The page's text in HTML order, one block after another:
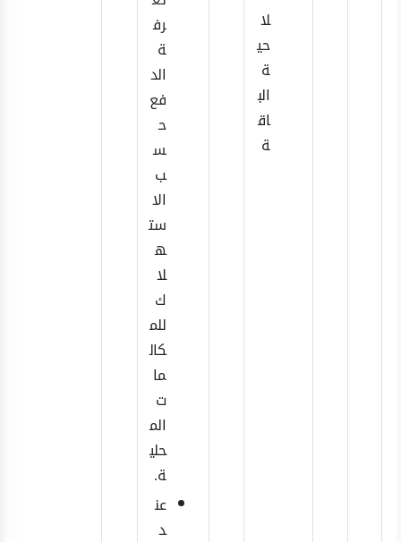
لا
حي
ة
الب
اق
ة
رف
ة
الد
فع
ح
س
ب
الا
ست
ه
لا
ك
للم
كال
ما
ت
الم
حلي
ة.
عن
د